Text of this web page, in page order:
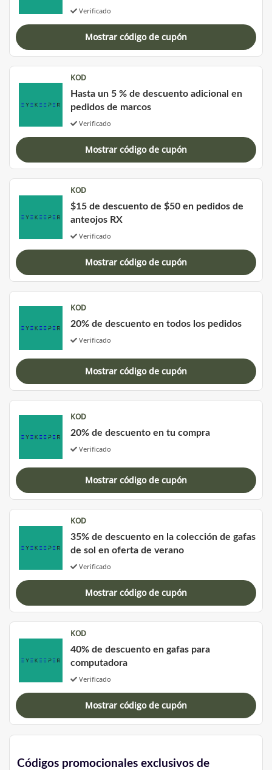
Verificado
Mostrar código de cupón
KOD
Hasta un 5 % de descuento adicional en
pedidos de marcos
Verificado
Mostrar código de cupón
KOD
$15 de descuento de $50 en pedidos de
anteojos RX
Verificado
Mostrar código de cupón
KOD
20% de descuento en todos los pedidos
Verificado
Mostrar código de cupón
KOD
20% de descuento en tu compra
Verificado
Mostrar código de cupón
KOD
35% de descuento en la colección de gafas
de sol en oferta de verano
Verificado
Mostrar código de cupón
KOD
40% de descuento en gafas para
computadora
Verificado
Mostrar código de cupón
Códigos promocionales exclusivos de